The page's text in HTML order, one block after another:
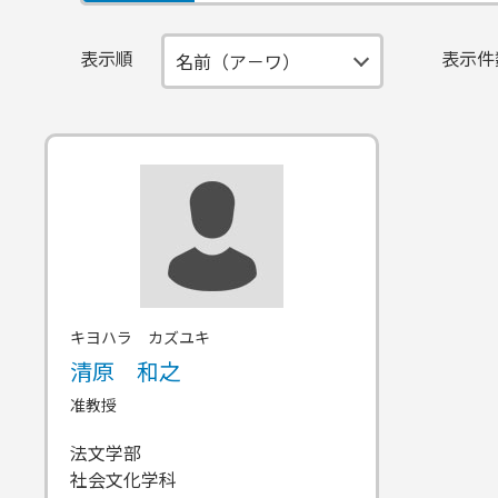
表示順 表示
キヨハラ カズユキ
清原 和之
准教授
法文学部
社会文化学科